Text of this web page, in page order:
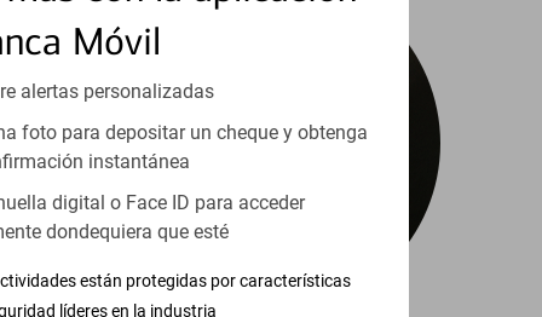
Móvil
alertas personalizadas
foto para depositar un cheque y obtenga
instantánea
digital o Face ID para acceder
dondequiera que esté
están protegidas por características
líderes en la industria